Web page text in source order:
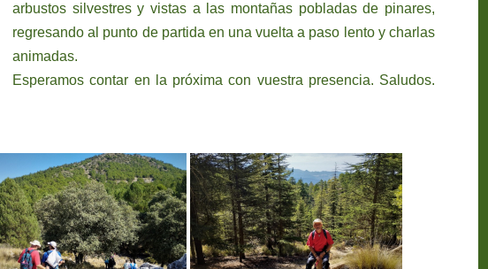
arbustos silvestres y vistas a las montañas pobladas de pinares,
regresando al punto de partida en una vuelta a paso lento y charlas
animadas.
Esperamos contar en la próxima con vuestra presencia. Saludos.